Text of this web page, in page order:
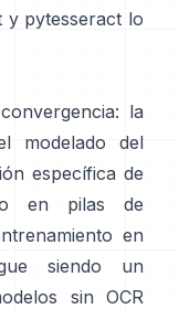
y pytesseract lo
la
modelado del
específica de
en pilas de
en
siendo un
sin OCR